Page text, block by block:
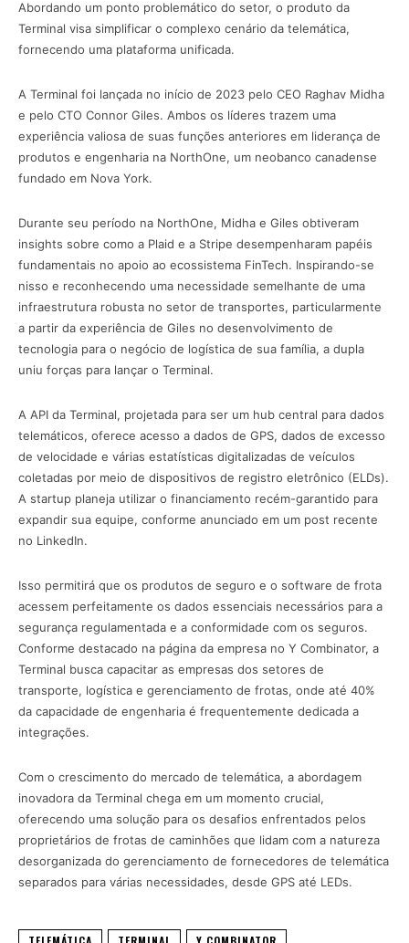
Abordando um ponto problemático do setor, o produto da
Terminal visa simplificar o complexo cenário da telemática,
fornecendo uma plataforma unificada.
A Terminal foi lançada no início de 2023 pelo CEO Raghav Midha
e pelo CTO Connor Giles. Ambos os líderes trazem uma
experiência valiosa de suas funções anteriores em liderança de
produtos e engenharia na NorthOne, um neobanco canadense
fundado em Nova York.
Durante seu período na NorthOne, Midha e Giles obtiveram
insights sobre como a Plaid e a Stripe desempenharam papéis
fundamentais no apoio ao ecossistema FinTech. Inspirando-se
nisso e reconhecendo uma necessidade semelhante de uma
infraestrutura robusta no setor de transportes, particularmente
a partir da experiência de Giles no desenvolvimento de
tecnologia para o negócio de logística de sua família, a dupla
uniu forças para lançar o Terminal.
A API da Terminal, projetada para ser um hub central para dados
telemáticos, oferece acesso a dados de GPS, dados de excesso
de velocidade e várias estatísticas digitalizadas de veículos
coletadas por meio de dispositivos de registro eletrônico (ELDs).
A startup planeja utilizar o financiamento recém-garantido para
expandir sua equipe, conforme anunciado em um post recente
no LinkedIn.
Isso permitirá que os produtos de seguro e o software de frota
acessem perfeitamente os dados essenciais necessários para a
segurança regulamentada e a conformidade com os seguros.
Conforme destacado na página da empresa no Y Combinator, a
Terminal busca capacitar as empresas dos setores de
transporte, logística e gerenciamento de frotas, onde até 40%
da capacidade de engenharia é frequentemente dedicada a
integrações.
Com o crescimento do mercado de telemática, a abordagem
inovadora da Terminal chega em um momento crucial,
oferecendo uma solução para os desafios enfrentados pelos
proprietários de frotas de caminhões que lidam com a natureza
desorganizada do gerenciamento de fornecedores de telemática
separados para várias necessidades, desde GPS até LEDs.